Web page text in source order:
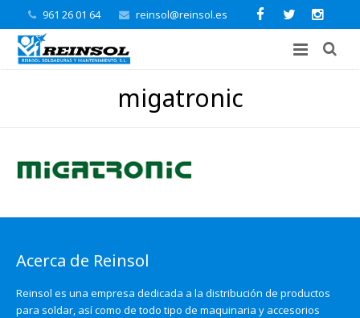
961 26 01 64 reinsol@reinsol.es
migatronic
Acerca de Reinsol
Reinsol es una empresa dedicada a la distribución de productos
para soldar, así como de todo tipo de maquinaria y accesorios